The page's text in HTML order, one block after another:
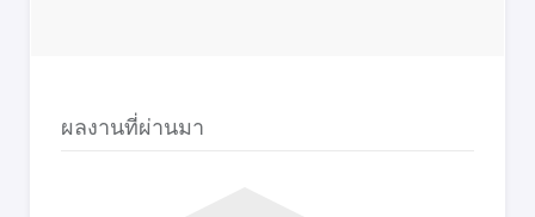
ผลงานที่ผ่านมา